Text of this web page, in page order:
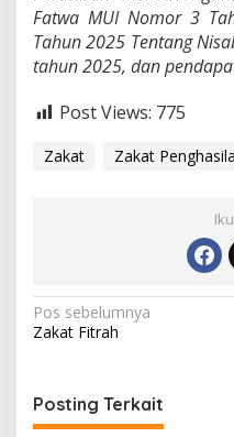
Fatwa MUI Nomor 3
Tahun 2025 Tentang
tahun 2025, dan
Post Views: 775
Zakat Zakat
Navigasi
pos
Pos sebelumnya
Zakat Fitrah
Posting Terkait